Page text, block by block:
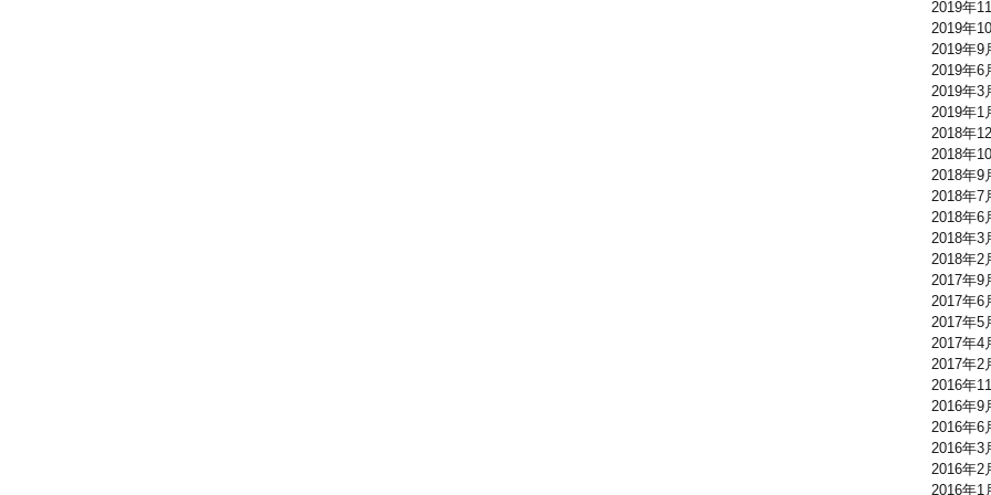
2019年
2019年
2019年9
2019年6
2019年3
2019年1
2018年
2018年
2018年9
2018年7
2018年6
2018年3
2018年2
2017年9
2017年6
2017年5
2017年4
2017年2
2016年
2016年9
2016年6
2016年3
2016年2
2016年1